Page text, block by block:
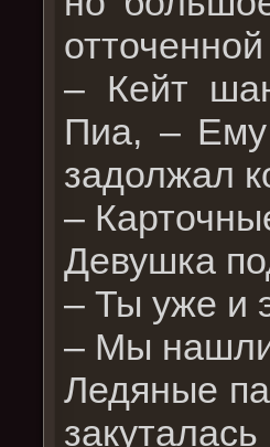
– Кейт
Пиа, – Ему
задолжал
–
Девушка
– Ты уже и
– Мы нашли
Ледяные